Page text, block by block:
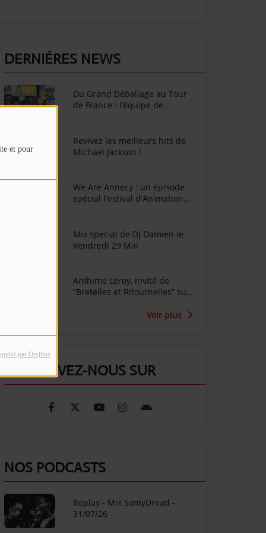
et pour
par Orejime
DERNIÈRES NEWS
Du Grand Déballage au Tour
de France : l’équipe de
Revivez les meilleurs hits de
Michael Jackson !
We Are Annecy : un épisode
spécial Festival d'Animation
Mix spécial de DJ Damien le
Vendredi 29 Mai
Anthime Leroy, invité de
“Bretelles et Ritournelles” sur
Voir plus
RETROUVEZ-NOUS SUR
NOS PODCASTS
Replay - Mix SamyDread -
31/07/26